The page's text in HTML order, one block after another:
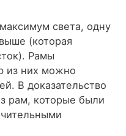
света, одну
(которая
Рамы
из них можно
В доказательство
рам, которые были